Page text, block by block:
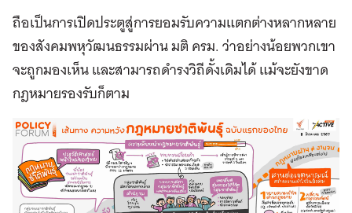
ถือเป็นการเปิดประตูสู่การยอมรับความแตกต่างหลากหลาย
ของสังคมพหุวัฒนธรรมผ่าน มติ ครม. ว่าอย่างน้อยพวกเขา
จะถูกมองเห็น และสามารถดำรงวิถีดั้งเดิมได้ แม้จะยังขาด
กฎหมายรองรับก็ตาม